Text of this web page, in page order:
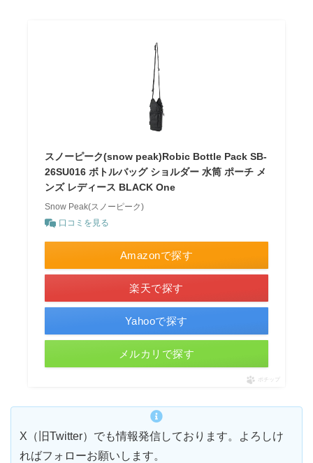
スノーピーク(snow peak)Robic Bottle Pack SB-
26SU016 ボトルバッグ ショルダー 水筒 ポーチ メ
ンズ レディース BLACK One
Snow Peak(スノーピーク)
口コミを見る
Amazonで探す
楽天で探す
Yahooで探す
メルカリで探す
ポチップ
X（旧Twitter）でも情報発信しております。よろしけ
ればフォローお願いします。